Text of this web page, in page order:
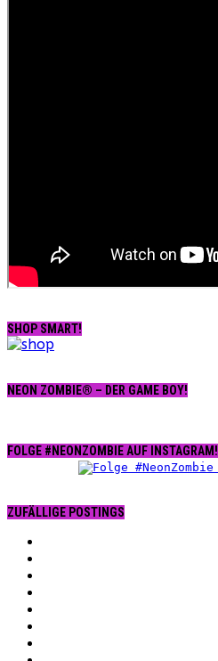
SHOP SMART!
NEON ZOMBIE® – DER GAME BOY!
FOLGE #NEONZOMBIE AUF INSTAGRAM!
ZUFÄLLIGE POSTINGS